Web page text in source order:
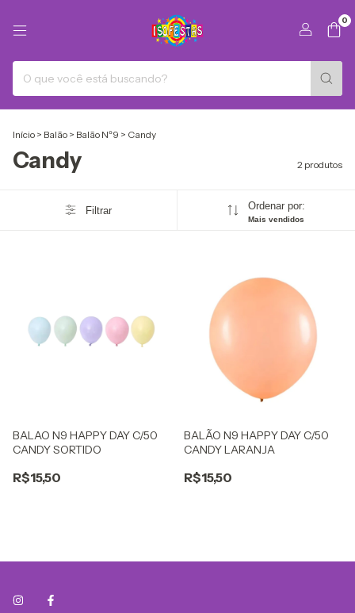
0
Início > Balão > Balão Nº9 > Candy
Candy 2 produtos
Filtrar Ordenar por:
Mais vendidos
BALAO N9 HAPPY DAY C/50
CANDY SORTIDO
R$15,50
BALÃO N9 HAPPY DAY C/50
CANDY LARANJA
R$15,50